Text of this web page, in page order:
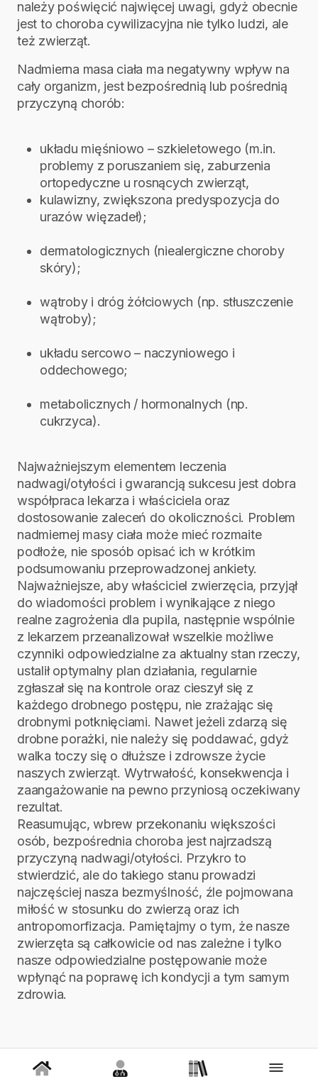
należy poświęcić najwięcej uwagi, gdyż obecnie
jest to choroba cywilizacyjna nie tylko ludzi, ale
też zwierząt.
Nadmierna masa ciała ma negatywny wpływ na
cały organizm, jest bezpośrednią lub pośrednią
przyczyną chorób:
układu mięśniowo – szkieletowego (m.in.
problemy z poruszaniem się, zaburzenia
ortopedyczne u rosnących zwierząt,
kulawizny, zwiększona predyspozycja do
urazów więzadeł);
dermatologicznych (niealergiczne choroby
skóry);
wątroby i dróg żółciowych (np. stłuszczenie
wątroby);
układu sercowo – naczyniowego i
oddechowego;
metabolicznych / hormonalnych (np.
cukrzyca).
Najważniejszym elementem leczenia
nadwagi/otyłości i gwarancją sukcesu jest dobra
współpraca lekarza i właściciela oraz
dostosowanie zaleceń do okoliczności. Problem
nadmiernej masy ciała może mieć rozmaite
podłoże, nie sposób opisać ich w krótkim
podsumowaniu przeprowadzonej ankiety.
Najważniejsze, aby właściciel zwierzęcia, przyjął
do wiadomości problem i wynikające z niego
realne zagrożenia dla pupila, następnie wspólnie
z lekarzem przeanalizował wszelkie możliwe
czynniki odpowiedzialne za aktualny stan rzeczy,
ustalił optymalny plan działania, regularnie
zgłaszał się na kontrole oraz cieszył się z
każdego drobnego postępu, nie zrażając się
drobnymi potknięciami. Nawet jeżeli zdarzą się
drobne porażki, nie należy się poddawać, gdyż
walka toczy się o dłuższe i zdrowsze życie
naszych zwierząt. Wytrwałość, konsekwencja i
zaangażowanie na pewno przyniosą oczekiwany
rezultat.
Reasumując, wbrew przekonaniu większości
osób, bezpośrednia choroba jest najrzadszą
przyczyną nadwagi/otyłości. Przykro to
stwierdzić, ale do takiego stanu prowadzi
najczęściej nasza bezmyślność, źle pojmowana
miłość w stosunku do zwierzą oraz ich
antropomorfizacja. Pamiętajmy o tym, że nasze
zwierzęta są całkowicie od nas zależne i tylko
nasze odpowiedzialne postępowanie może
wpłynąć na poprawę ich kondycji a tym samym
zdrowia.